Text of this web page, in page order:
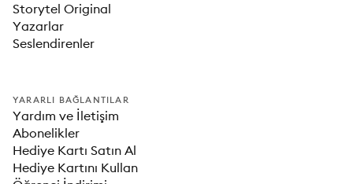
Storytel Original
Yazarlar
Seslendirenler
YARARLI BAĞLANTILAR
Yardım ve İletişim
Abonelikler
Hediye Kartı Satın Al
Hediye Kartını Kullan